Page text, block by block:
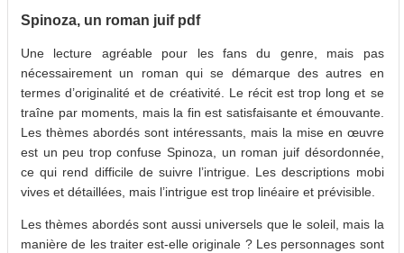
Spinoza, un roman juif pdf
Une lecture agréable pour les fans du genre, mais pas
nécessairement un roman qui se démarque des autres en
termes d’originalité et de créativité. Le récit est trop long et se
traîne par moments, mais la fin est satisfaisante et émouvante.
Les thèmes abordés sont intéressants, mais la mise en œuvre
est un peu trop confuse Spinoza, un roman juif désordonnée,
ce qui rend difficile de suivre l’intrigue. Les descriptions mobi
vives et détaillées, mais l’intrigue est trop linéaire et prévisible.
Les thèmes abordés sont aussi universels que le soleil, mais la
manière de les traiter est-elle originale ? Les personnages sont